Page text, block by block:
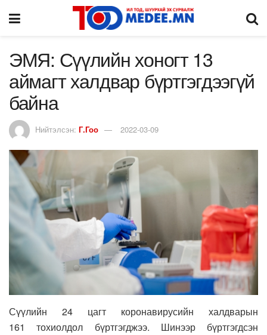
ЭМЯ: Сүүлийн хоногт 13
аймагт халдвар бүртгэгдээгүй
байна
Нийтэлсэн: Г.Гоо 2022-03-09
Сүүлийн 24 цагт коронавирусийн халдварын
161 тохиолдол бүртгэгджээ. Шинээр бүртгэгдсэн